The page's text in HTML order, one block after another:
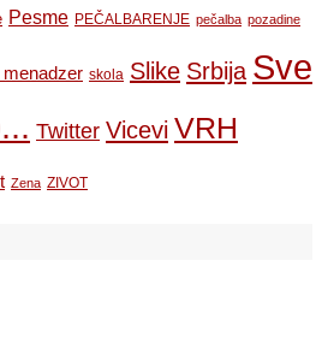
Pesme PEČALBARENJE pečalba pozadine
skola Slike Srbija Sve
Twitter Vicevi VRH
Zena ZIVOT